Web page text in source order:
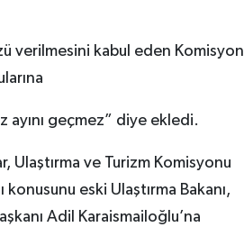
verilmesini kabul eden Komisyon
ayını geçmez” diye ekledi.
Ulaştırma ve Turizm Komisyonu
eski Ulaştırma Bakanı,
Adil Karaismailoğlu’na